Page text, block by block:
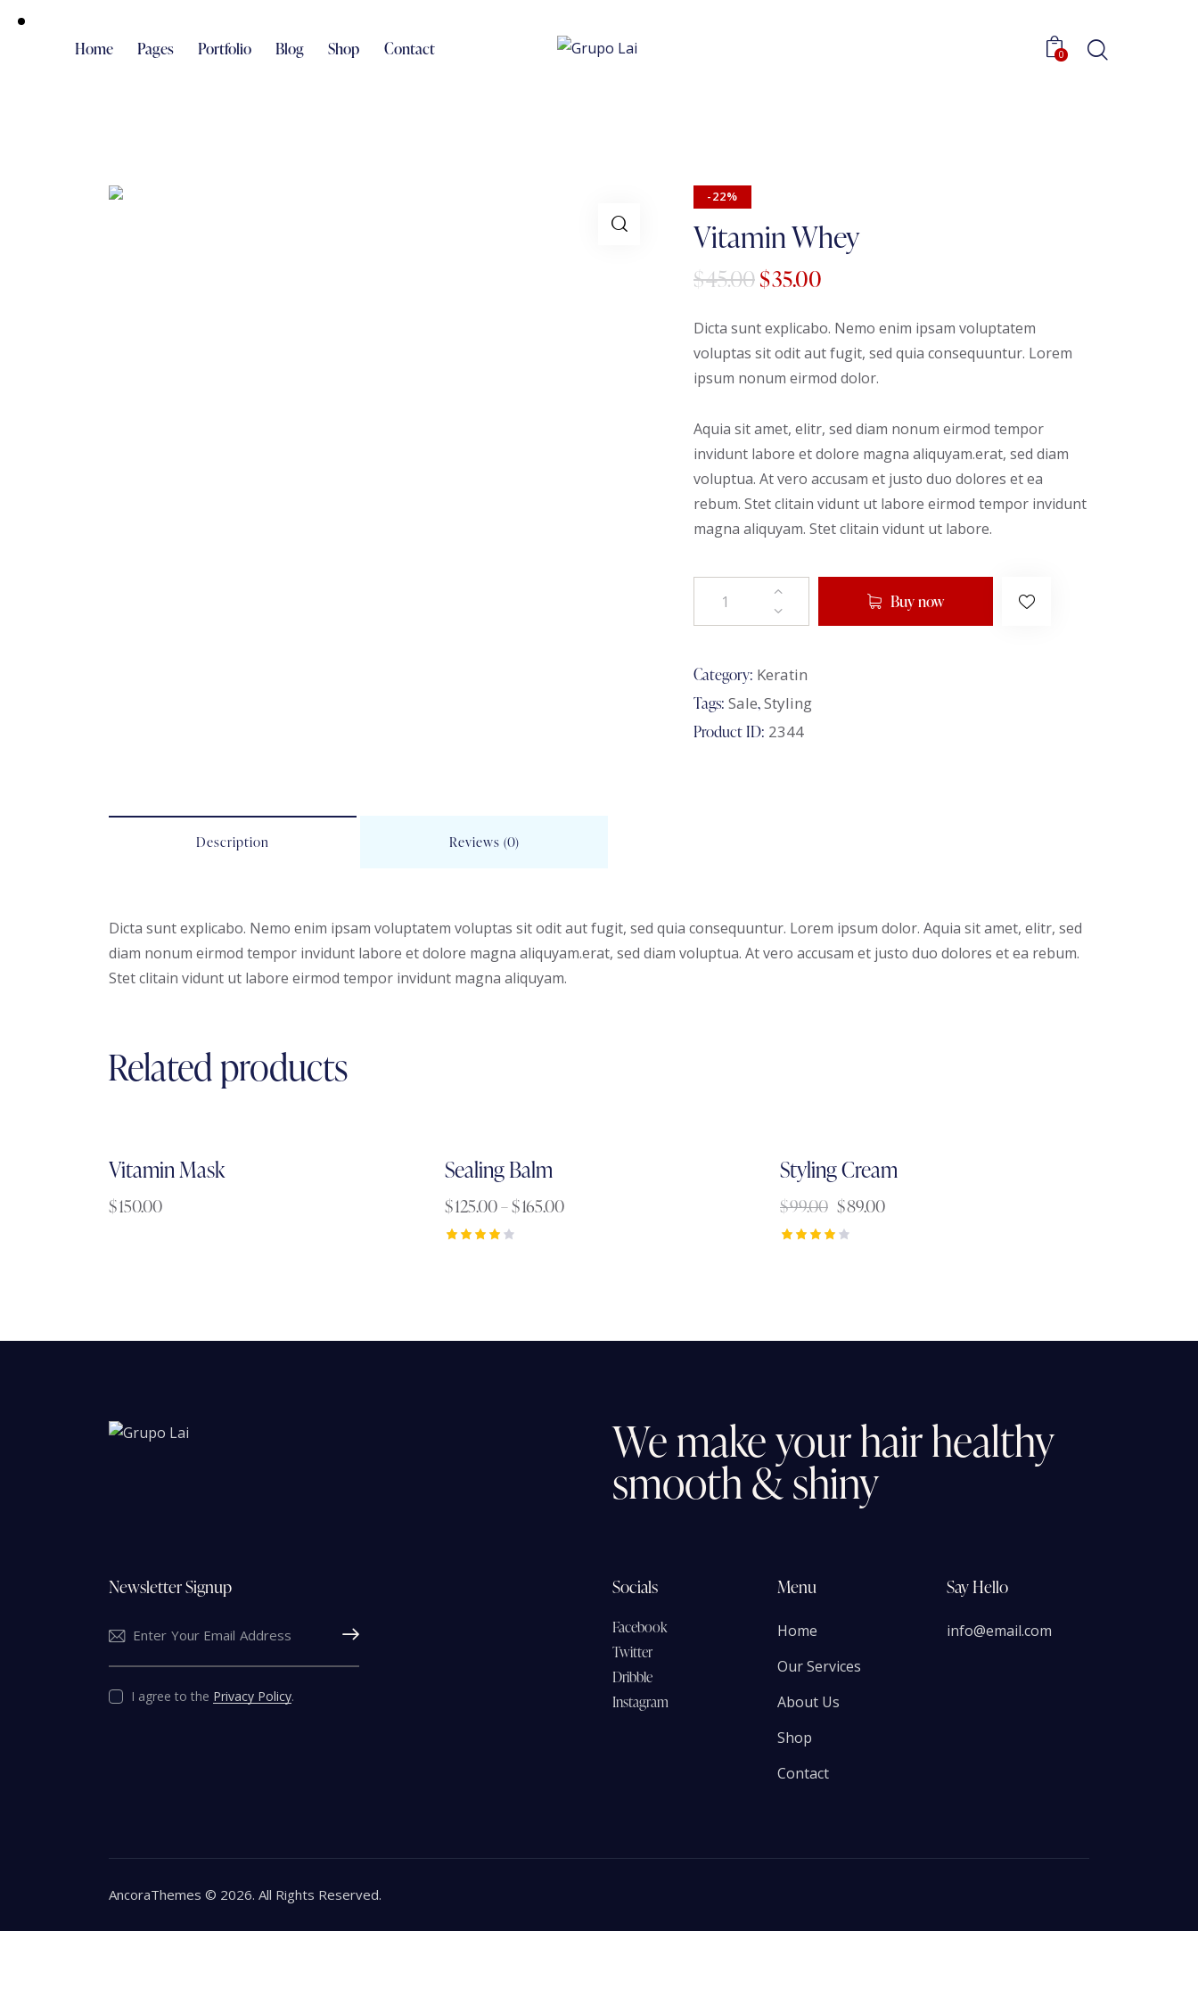
Home Pages Portfolio Blog Shop Contact 0
-22%
Vitamin Whey
$45.00$35.00
Dicta sunt explicabo. Nemo enim ipsam voluptatem
voluptas sit odit aut fugit, sed quia consequuntur. Lorem
ipsum nonum eirmod dolor.
Aquia sit amet, elitr, sed diam nonum eirmod tempor
invidunt labore et dolore magna aliquyam.erat, sed diam
voluptua. At vero accusam et justo duo dolores et ea
rebum. Stet clitain vidunt ut labore eirmod tempor invidunt
magna aliquyam. Stet clitain vidunt ut labore.
Buy now
Category: Keratin
Tags: Sale,Styling
Product ID: 2344
Description Reviews (0)
Dicta sunt explicabo. Nemo enim ipsam voluptatem voluptas sit odit aut fugit, sed quia consequuntur. Lorem ipsum dolor. Aquia sit amet, elitr, sed
diam nonum eirmod tempor invidunt labore et dolore magna aliquyam.erat, sed diam voluptua. At vero accusam et justo duo dolores et ea rebum.
Stet clitain vidunt ut labore eirmod tempor invidunt magna aliquyam.
Related products
Vitamin Mask
$150.00
Sealing Balm
$125.00–$165.00
-10%
Styling Cream
$99.00 $89.00
Wemakeyourhairhealthy
smooth&shiny
Newsletter Signup
Subscribe
I agree to the Privacy Policy.
Socials
Facebook
Twitter
Dribble
Instagram
Menu
Home
Our Services
About Us
Shop
Contact
Say Hello
info@email.com
AncoraThemes © 2026. All Rights Reserved.